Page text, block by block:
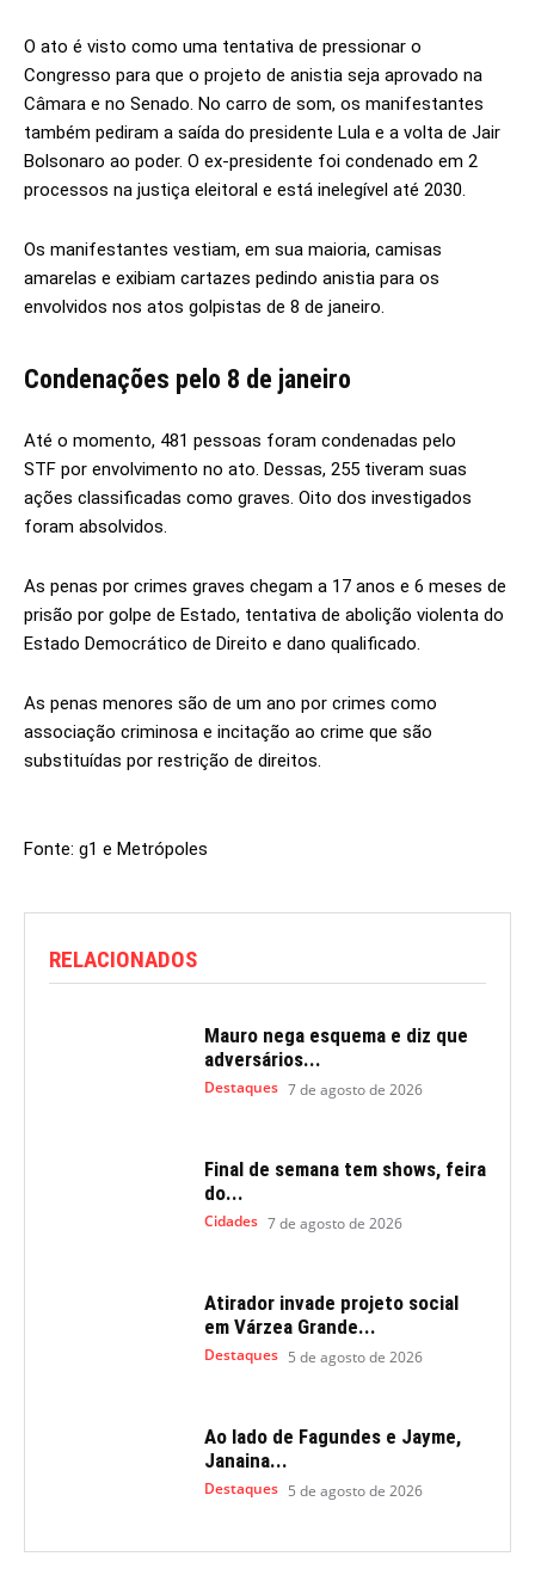
O ato é visto como uma tentativa de pressionar o
Congresso para que o projeto de anistia seja aprovado na
Câmara e no Senado. No carro de som, os manifestantes
também pediram a saída do presidente Lula e a volta de Jair
Bolsonaro ao poder. O ex-presidente foi condenado em 2
processos na justiça eleitoral e está inelegível até 2030.
Os manifestantes vestiam, em sua maioria, camisas
amarelas e exibiam cartazes pedindo anistia para os
envolvidos nos atos golpistas de 8 de janeiro.
Condenações pelo 8 de janeiro
Até o momento, 481 pessoas foram condenadas pelo
STF por envolvimento no ato. Dessas, 255 tiveram suas
ações classificadas como graves. Oito dos investigados
foram absolvidos.
As penas por crimes graves chegam a 17 anos e 6 meses de
prisão por golpe de Estado, tentativa de abolição violenta do
Estado Democrático de Direito e dano qualificado.
As penas menores são de um ano por crimes como
associação criminosa e incitação ao crime que são
substituídas por restrição de direitos.
Fonte: g1 e Metrópoles
RELACIONADOS
Mauro nega esquema e diz que
adversários...
Destaques 7 de agosto de 2026
Final de semana tem shows, feira
do...
Cidades 7 de agosto de 2026
Atirador invade projeto social
em Várzea Grande...
Destaques 5 de agosto de 2026
Ao lado de Fagundes e Jayme,
Janaina...
Destaques 5 de agosto de 2026